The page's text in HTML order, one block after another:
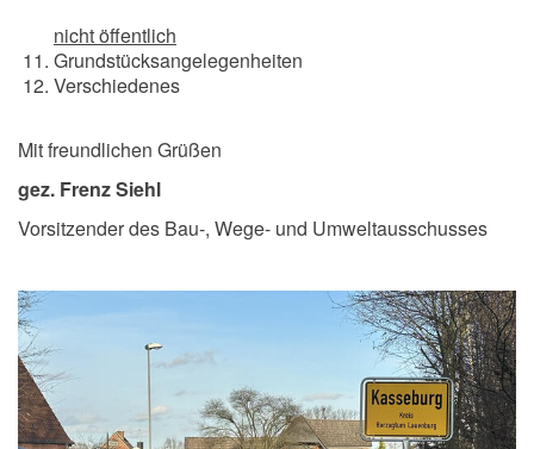
nicht öffentlich
Grundstücksangelegenheiten
Verschiedenes
Mit freundlichen Grüßen
gez. Frenz Siehl
Vorsitzender des Bau-, Wege- und Umweltausschusses